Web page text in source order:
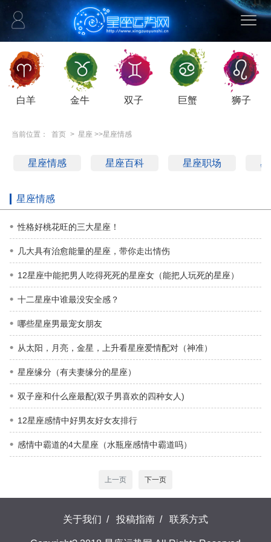
白羊 金牛 双子 巨蟹 狮子
当前位置： 首页 > 星座 >>星座情感
星座情感 星座百科 星座职场
星座情感
性格好桃花旺的三大星座！
几大具有治愈能量的星座，带你走出情伤
12星座中能把男人吃得死死的星座女（能把人玩死的星座）
十二星座中谁最没安全感？
哪些星座男最宠女朋友
从太阳，月亮，金星，上升看星座爱情配对（神准）
星座缘分（有夫妻缘分的星座）
双子座和什么座最配(双子男喜欢的四种女人)
12星座感情中好男友好女友排行
感情中霸道的4大星座（水瓶座感情中霸道吗）
上一页 下一页
关于我们 / 投稿指南 / 联系方式